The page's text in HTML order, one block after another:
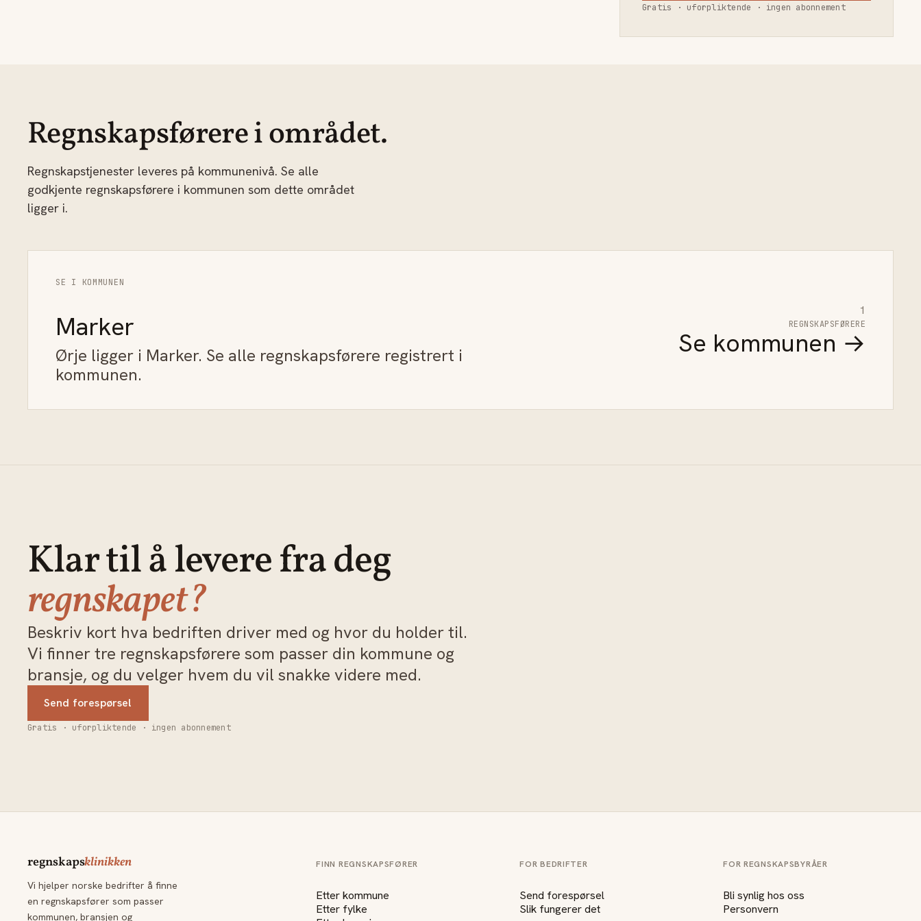
Gratis · uforpliktende · ingen abonnement
Regnskapsførere i området.
Regnskapstjenester leveres på kommunenivå. Se alle
godkjente regnskapsførere i kommunen som dette området
ligger i.
SE I KOMMUNEN
Marker
Ørje ligger i Marker. Se alle regnskapsførere registrert i
kommunen.
1
REGNSKAPSFØRERE
Se kommunen →
Klar til å levere fra deg
regnskapet?
Beskriv kort hva bedriften driver med og hvor du holder til.
Vi finner tre regnskapsførere som passer din kommune og
bransje, og du velger hvem du vil snakke videre med.
Send forespørsel
Gratis · uforpliktende · ingen abonnement
regnskapsklinikken
Vi hjelper norske bedrifter å finne
en regnskapsfører som passer
kommunen, bransjen og
FINN REGNSKAPSFØRER
Etter kommune
Etter fylke
FOR BEDRIFTER
Send forespørsel
Slik fungerer det
FOR REGNSKAPSBYRÅER
Bli synlig hos oss
Personvern